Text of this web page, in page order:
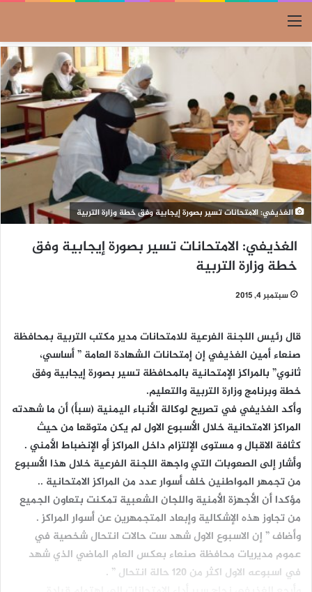
القائمة
الغذيفي: الامتحانات تسير بصورة إيجابية وفق خطة وزارة التربية
الغذيفي: الامتحانات تسير بصورة إيجابية وفق
خطة وزارة التربية
سبتمبر 4, 2015
قال رئيس اللجنة الفرعية للامتحانات مدير مكتب التربية بمحافظة
صنعاء أمين الغذيفي إن إمتحانات الشهادة العامة ” أساسي،
ثانوي” بالمراكز الإمتحانية بالمحافظة تسير بصورة إيجابية وفق
خطة وبرنامج وزارة التربية والتعليم.
وأكد الغذيفي في تصريح لوكالة الأنباء اليمنية (سبأ) أن ما شهدته
المراكز الامتحانية خلال الأسبوع الاول لم يكن متوقعا من حيث
كثافة الاقبال و مستوى الإلتزام داخل المراكز أو الإنضباط الأمني .
وأشار إلى الصعوبات التي واجهة اللجنة الفرعية خلال هذا الأسبوع
من تجمهر المواطنين خلف أسوار عدد من المراكز الامتحانية ..
مؤكدا أن الأجهزة الأمنية واللجان الشعبية تمكنت بتعاون الجميع
من تجاوز هذه الإشكالية وإبعاد المتجمهرين عن أسوار المراكز .
وأضاف ” إن الاسبوع الاول شهد ست حالات انتحال شخصية في
عموم مديريات محافظة صنعاء بعكس العام الماضي الذي شهد
في اسبوعه الاول اكثر من 120 حالة انتحال ” .